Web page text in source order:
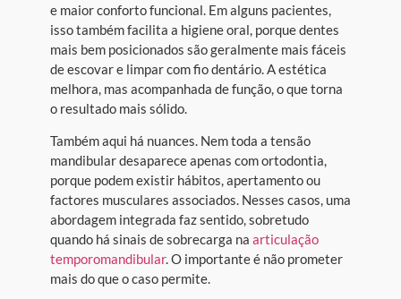
e maior conforto funcional. Em alguns pacientes,
isso também facilita a higiene oral, porque dentes
mais bem posicionados são geralmente mais fáceis
de escovar e limpar com fio dentário. A estética
melhora, mas acompanhada de função, o que torna
o resultado mais sólido.
Também aqui há nuances. Nem toda a tensão
mandibular desaparece apenas com ortodontia,
porque podem existir hábitos, apertamento ou
factores musculares associados. Nesses casos, uma
abordagem integrada faz sentido, sobretudo
quando há sinais de sobrecarga na articulação
temporomandibular. O importante é não prometer
mais do que o caso permite.